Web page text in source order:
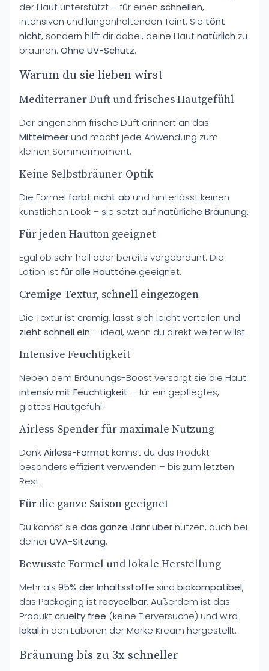
der Haut unterstützt – für einen schnellen,
intensiven und langanhaltenden Teint. Sie tönt
nicht, sondern hilft dir dabei, deine Hautnatürlich zu
bräunen. Ohne UV-Schutz.
Warum du sie lieben wirst
Mediterraner Duft und frisches Hautgefühl
Der angenehm frische Duft erinnert an das
Mittelmeerund macht jede Anwendung zum
kleinen Sommermoment.
Keine Selbstbräuner-Optik
Die Formel färbt nicht ab und hinterlässt keinen
künstlichen Look – sie setzt aufnatürliche Bräunung.
Für jeden Hautton geeignet
Egal ob sehr hell oder bereits vorgebräunt: Die
Lotion ist für alle Hauttöne geeignet.
Cremige Textur, schnell eingezogen
Die Textur istcremig, lässt sich leicht verteilen und
zieht schnell ein – ideal, wenn du direkt weiter willst.
Intensive Feuchtigkeit
Neben dem Bräunungs-Boost versorgt sie die Haut
intensiv mit Feuchtigkeit – für ein gepflegtes,
glattes Hautgefühl.
Airless-Spender für maximale Nutzung
DankAirless-Format kannst du das Produkt
besonders effizient verwenden – bis zum letzten
Rest.
Für die ganze Saison geeignet
Du kannst sie das ganze Jahr übernutzen, auch bei
deinerUVA-Sitzung.
Bewusste Formel und lokale Herstellung
Mehr als 95% der Inhaltsstoffe sind biokompatibel,
das Packaging istrecycelbar. Außerdem ist das
Produktcruelty free (keine Tierversuche) und wird
lokal in den Laboren der Marke Kream hergestellt.
Bräunung bis zu 3x schneller